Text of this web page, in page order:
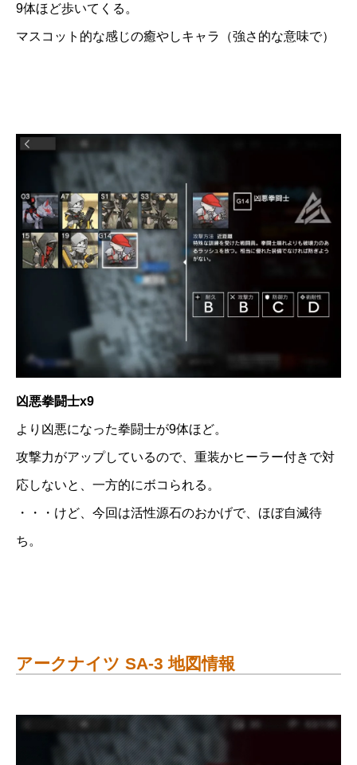
9体ほど歩いてくる。
マスコット的な感じの癒やしキャラ（強さ的な意味で）
凶悪拳闘士x9
より凶悪になった拳闘士が9体ほど。
攻撃力がアップしているので、重装かヒーラー付きで対
応しないと、一方的にボコられる。
・・・けど、今回は活性源石のおかげで、ほぼ自滅待
ち。
アークナイツ SA-3 地図情報